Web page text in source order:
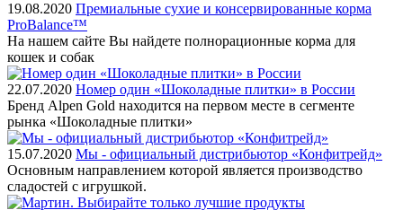
19.08.2020 Премиальные сухие и консервированные корма
ProBalance™
На нашем сайте Вы найдете полнорационные корма для
кошек и собак
22.07.2020 Номер один «Шоколадные плитки» в России
Бренд Alpen Gold находится на первом месте в сегменте
рынка «Шоколадные плитки»
15.07.2020 Мы - официальный дистрибьютор «Конфитрейд»
Основным направлением которой является производство
сладостей с игрушкой.